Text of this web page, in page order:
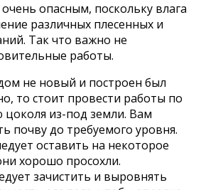
очень опасным, поскольку влага
различных плесенных и
Так что важно не
работы.
не новый и построен был
то стоит провести работы по
из-под земли. Вам
почву до требуемого уровня.
оставить на некоторое
хорошо просохли.
зачистить и выровнять